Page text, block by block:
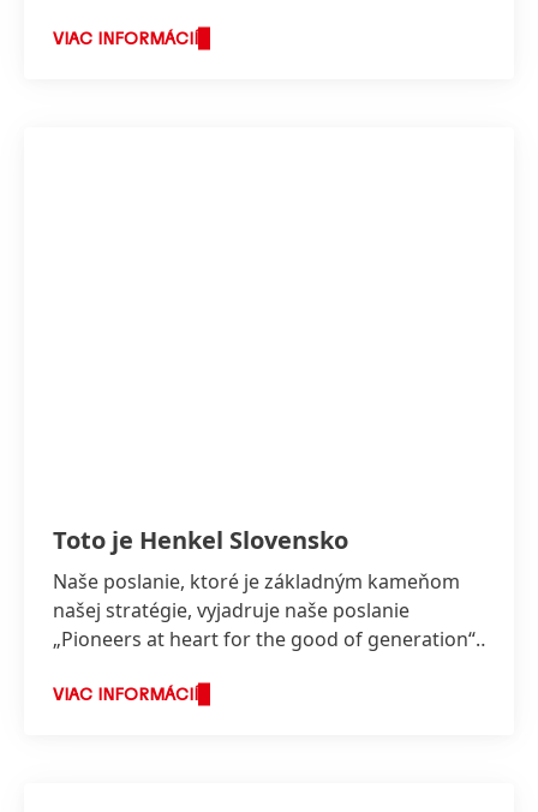
VIAC INFORMÁCIÍ
Toto je Henkel Slovensko
Naše poslanie, ktoré je základným kameňom
našej stratégie, vyjadruje naše poslanie
„Pioneers at heart for the good of generation“,
čo usilujeme.
VIAC INFORMÁCIÍ